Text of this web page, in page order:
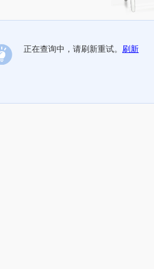
正在查询中，请刷新重试。 刷新